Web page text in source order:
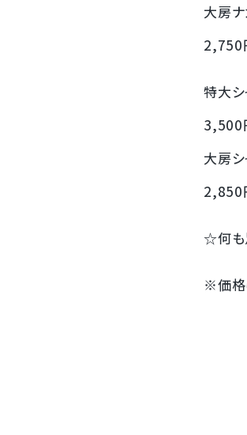
大房
2,750
特大シ
3,500
大房シ
2,850
☆何も
※価格